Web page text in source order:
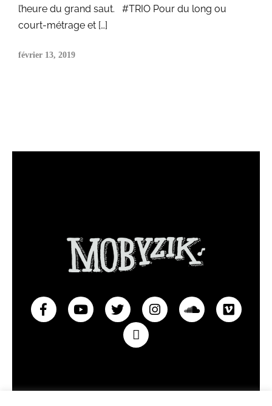
l’heure du grand saut. #TRIO Pour du long ou
court-métrage et […]
février 13, 2019